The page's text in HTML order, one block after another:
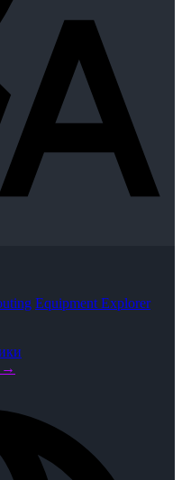
Equipment Explorer
→